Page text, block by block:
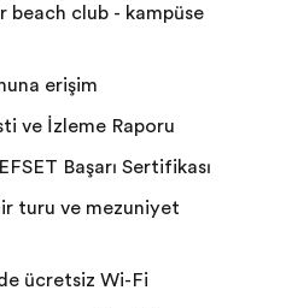
beach club - kampüse
erişim
ve İzleme Raporu
Başarı Sertifikası
turu ve mezuniyet
ücretsiz Wi-Fi